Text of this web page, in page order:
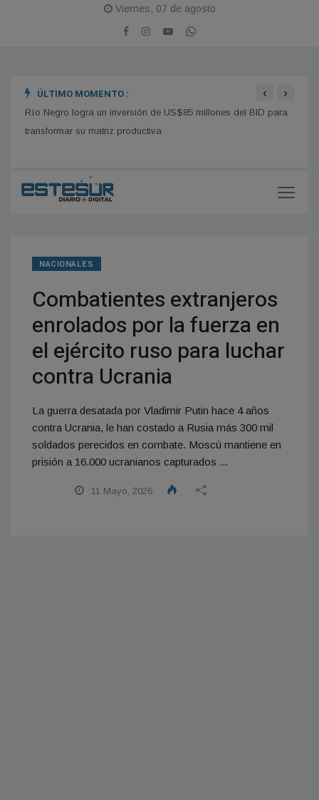
Viernes, 07 de agosto
ÚLTIMO MOMENTO :
Río Negro logra un inversión de US$85 millones del BID para
transformar su matriz productiva
‹ ›
NACIONALES
Combatientes extranjeros
enrolados por la fuerza en
el ejército ruso para luchar
contra Ucrania
La guerra desatada por Vladimir Putin hace 4 años
contra Ucrania, le han costado a Rusia más 300 mil
soldados perecidos en combate. Moscú mantiene en
prisión a 16.000 ucranianos capturados ...
11 Mayo, 2026